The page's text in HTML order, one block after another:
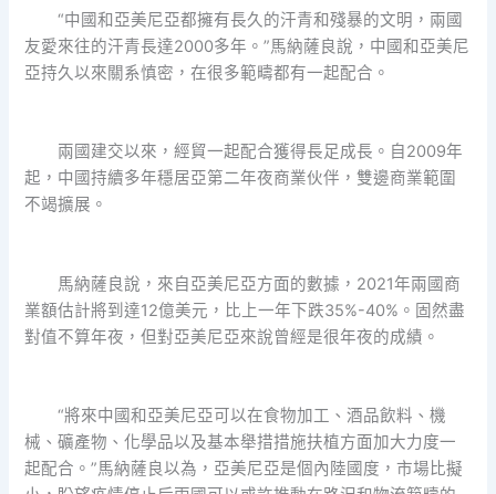
“中國和亞美尼亞都擁有長久的汗青和殘暴的文明，兩國
友愛來往的汗青長達2000多年。”馬納薩良說，中國和亞美尼
亞持久以來關系慎密，在很多範疇都有一起配合。
兩國建交以來，經貿一起配合獲得長足成長。自2009年
起，中國持續多年穩居亞第二年夜商業伙伴，雙邊商業範圍
不竭擴展。
馬納薩良說，來自亞美尼亞方面的數據，2021年兩國商
業額估計將到達12億美元，比上一年下跌35%-40%。固然盡
對值不算年夜，但對亞美尼亞來說曾經是很年夜的成績。
“將來中國和亞美尼亞可以在食物加工、酒品飲料、機
械、礦產物、化學品以及基本舉措措施扶植方面加大力度一
起配合。”馬納薩良以為，亞美尼亞是個內陸國度，市場比擬